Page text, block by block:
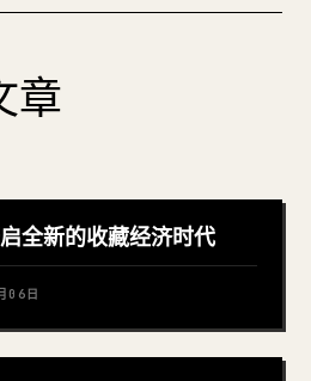
章
全新的收藏经济时代
06日